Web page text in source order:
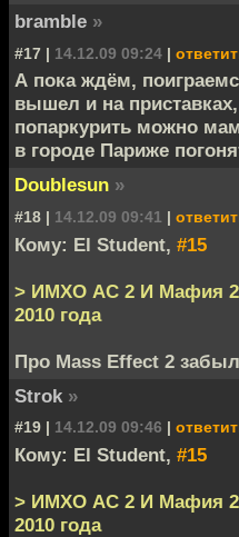
bramble »
#17 | 14.12.09 09:24 |
А пока ждём,
вышел и на
попаркурить можно
в городе Париже
Doublesun »
#18 | 14.12.09 09:41 |
Кому: El Student, #15
> ИМХО АС 2 И Мафия 2
2010 года
Про Mass Effect 2 забыл
Strok »
#19 | 14.12.09 09:46 |
Кому: El Student, #15
> ИМХО АС 2 И Мафия 2
2010 года